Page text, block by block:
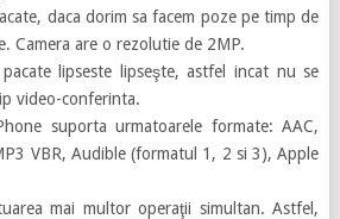
daca dorim sa facem poze pe timp de
Camera are o rezolutie de 2MP.
lipseste lipseşte, astfel incat nu se
video-conferinta.
suporta urmatoarele formate: AAC,
VBR, Audible (formatul 1, 2 si 3), Apple
mai multor operaţii simultan. Astfel,